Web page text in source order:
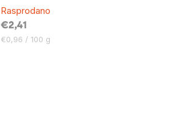
Rasprodano
€2,41
Cijena
€0,96 / 100 g